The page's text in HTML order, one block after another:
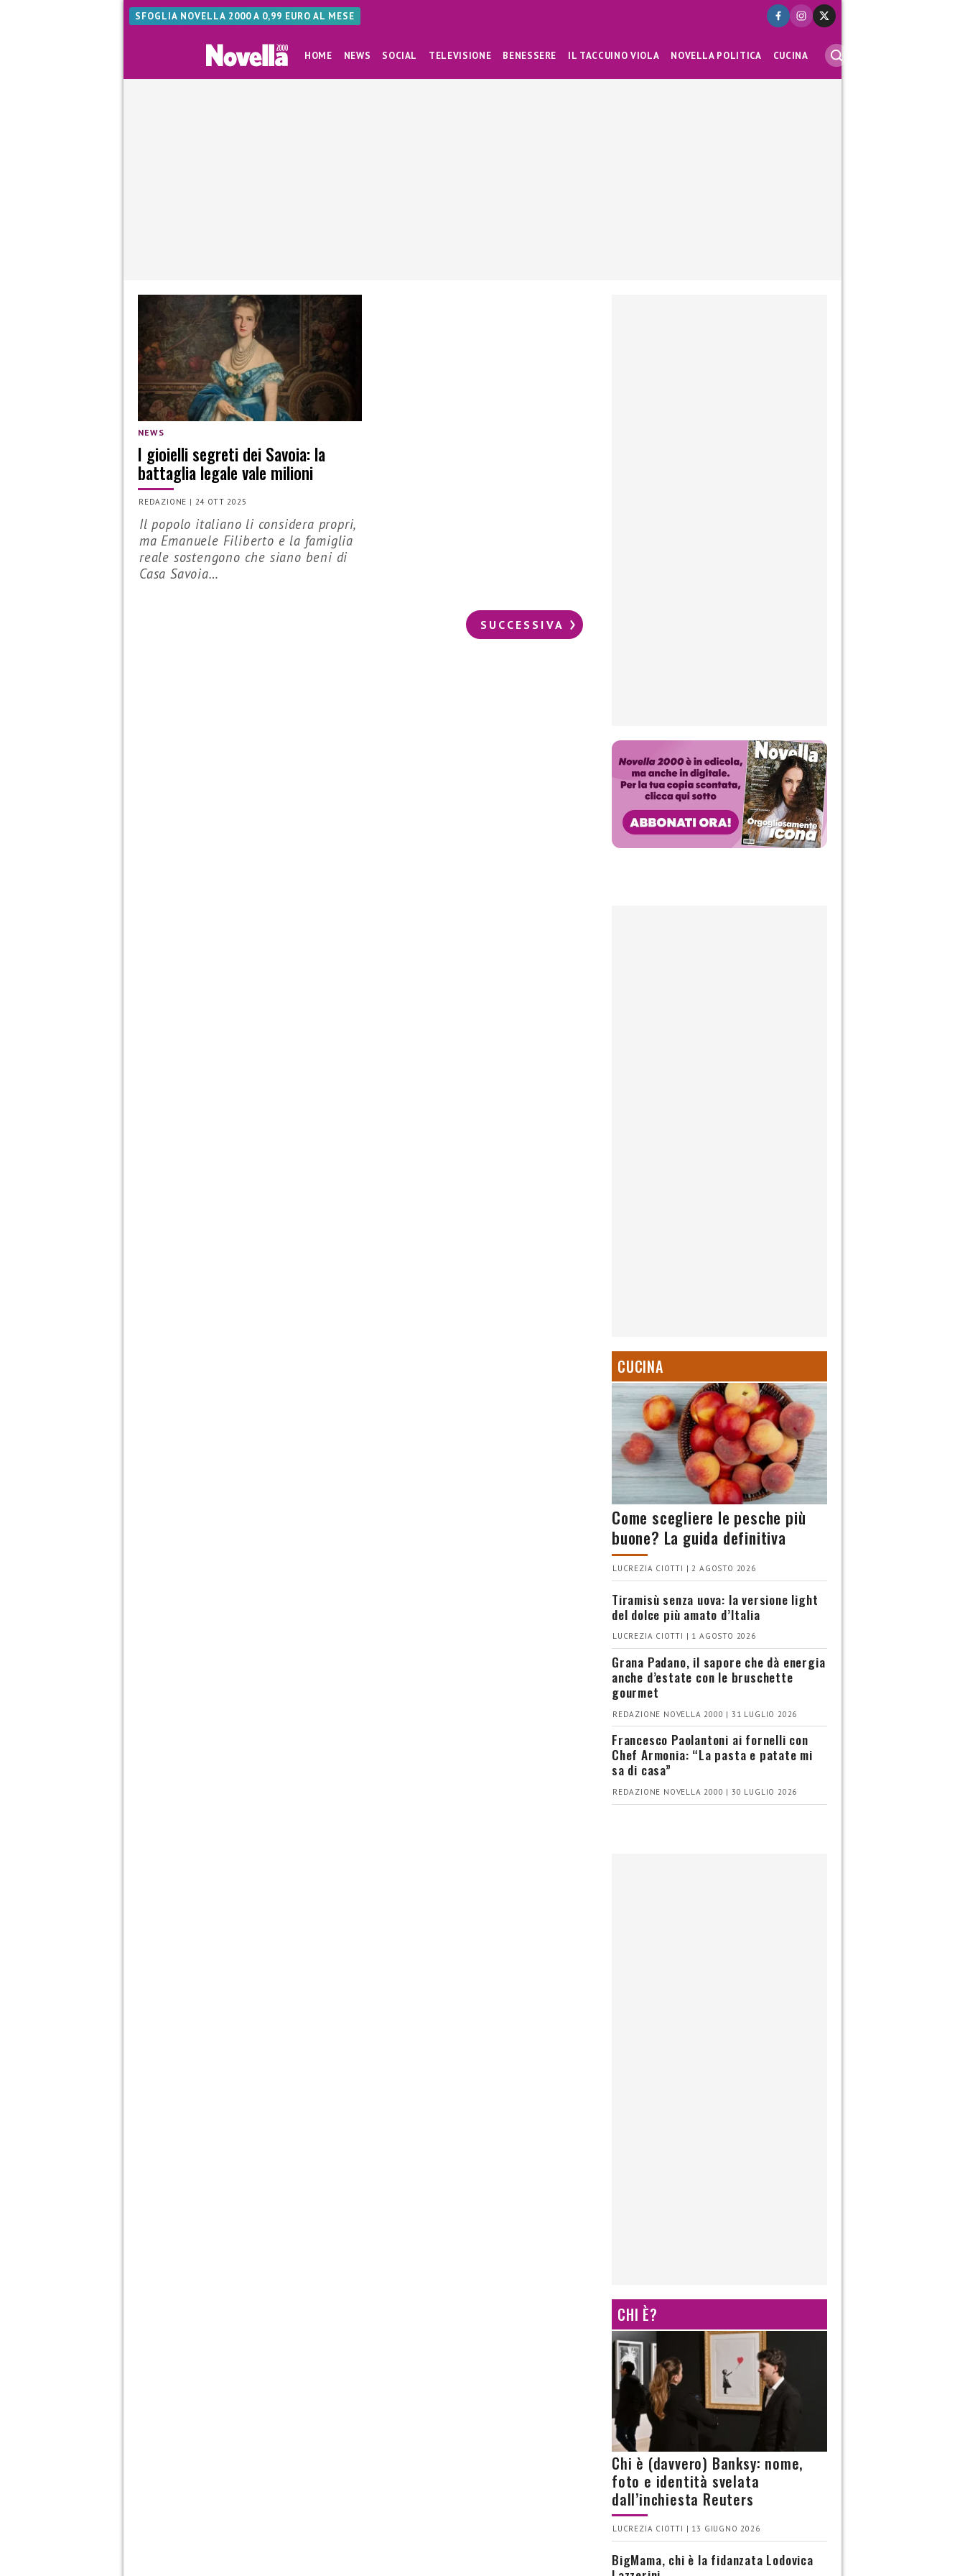
SFOGLIA NOVELLA 2000 A 0,99 EURO AL MESE
HOME NEWS SOCIAL TELEVISIONE BENESSERE IL TACCUINO VIOLA NOVELLA POLITICA CUCINA
NEWS
I gioielli segreti dei Savoia: la
battaglia legale vale milioni
REDAZIONE | 24 OTT 2025
Il popolo italiano li considera propri,
ma Emanuele Filiberto e la famiglia
reale sostengono che siano beni di
Casa Savoia…
SUCCESSIVA
CUCINA
Come scegliere le pesche più
buone? La guida definitiva
LUCREZIA CIOTTI | 2 AGOSTO 2026
Tiramisù senza uova: la versione light
del dolce più amato d’Italia
LUCREZIA CIOTTI | 1 AGOSTO 2026
Grana Padano, il sapore che dà energia
anche d’estate con le bruschette
gourmet
REDAZIONE NOVELLA 2000 | 31 LUGLIO 2026
Francesco Paolantoni ai fornelli con
Chef Armonia: “La pasta e patate mi
sa di casa”
REDAZIONE NOVELLA 2000 | 30 LUGLIO 2026
CHI È?
Chi è (davvero) Banksy: nome,
foto e identità svelata
dall’inchiesta Reuters
LUCREZIA CIOTTI | 13 GIUGNO 2026
BigMama, chi è la fidanzata Lodovica